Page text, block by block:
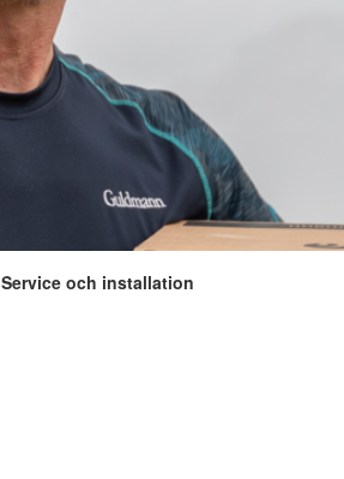
Service och installation